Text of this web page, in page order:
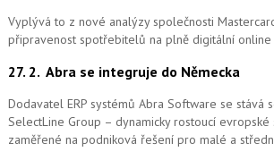
Vyplývá to z nové analýzy společnosti
připravenost spotřebitelů na plně digitální online
27. 2. Abra se integruje do Německa
Dodavatel ERP systémů Abra Software se stává
SelectLine Group – dynamicky rostoucí
zaměřené na podniková řešení pro malé a